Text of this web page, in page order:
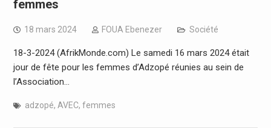
femmes
18 mars 2024 FOUA Ebenezer Société
18-3-2024 (AfrikMonde.com) Le samedi 16 mars 2024 était
jour de fête pour les femmes d’Adzopé réunies au sein de
l’Association…
adzopé, AVEC, femmes